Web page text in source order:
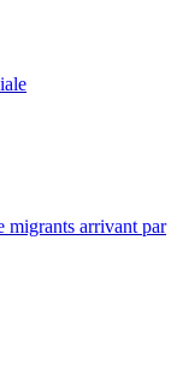
migrants arrivant par